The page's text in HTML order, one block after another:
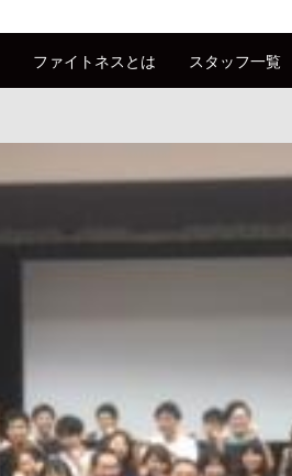
ファイトネスとは スタッフ一覧